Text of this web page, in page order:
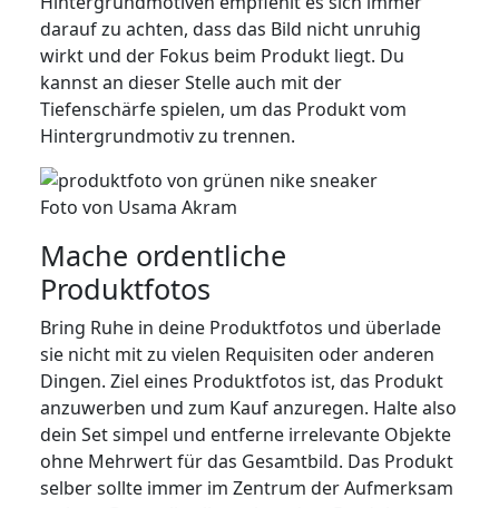
darauf zu achten, dass das Bild nicht unruhig
wirkt und der Fokus beim Produkt liegt. Du
kannst an dieser Stelle auch mit der
Tiefenschärfe spielen, um das Produkt vom
Hintergrundmotiv zu trennen.
Foto von Usama Akram
Mache ordentliche
Produktfotos
Bring Ruhe in deine Produktfotos und überlade
sie nicht mit zu vielen Requisiten oder anderen
Dingen. Ziel eines Produktfotos ist, das Produkt
anzuwerben und zum Kauf anzuregen. Halte also
dein Set simpel und entferne irrelevante Objekte
ohne Mehrwert für das Gesamtbild. Das Produkt
selber sollte immer im Zentrum der Aufmerksam